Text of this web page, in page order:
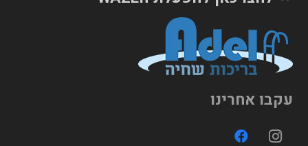
עקבו אחרינו